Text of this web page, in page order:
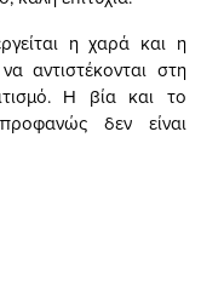
η χαρά και η
αντιστέκονται στη
Η βία και το
δεν είναι